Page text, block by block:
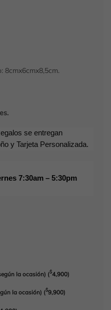
8cmx6cmx8,5cm.
se entregan
y Tarjeta Personalizada.
7:30am – 5:30pm
la ocasión) ($4,900)
la ocasión) ($9,900)